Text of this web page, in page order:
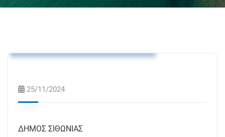
25/11/2024
ΔΗΜΟΣ ΣΙΘΩΝΙΑΣ